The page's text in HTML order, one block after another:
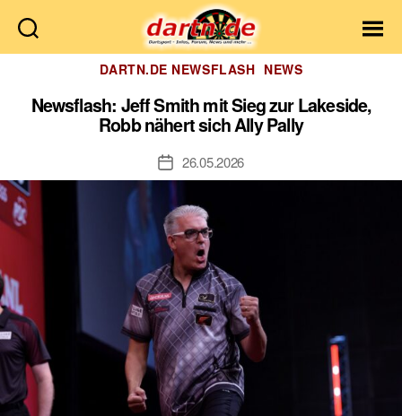
Dartn.de
Kategorien
DARTN.DE NEWSFLASH NEWS
Newsflash: Jeff Smith mit Sieg zur Lakeside,
Robb nähert sich Ally Pally
Veröffentlichungsdatum
26.05.2026